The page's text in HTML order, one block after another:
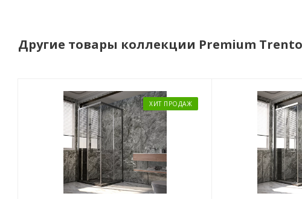
Другие товары коллекции Premium Trento
ХИТ ПРОДАЖ